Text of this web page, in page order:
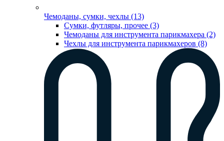
Чемоданы, сумки, чехлы (13)
Сумки, футляры, прочее (3)
Чемоданы для инструмента парикмахера (2)
Чехлы для инструмента парикмахеров (8)